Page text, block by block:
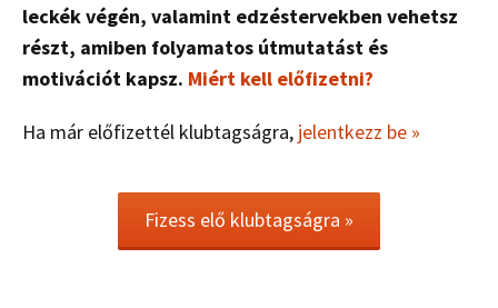
leckék végén, valamint edzéstervekben vehetsz
részt, amiben folyamatos útmutatást és
motivációt kapsz. Miért kell előfizetni?
Ha már előfizettél klubtagságra, jelentkezz be »
Fizess elő klubtagságra »